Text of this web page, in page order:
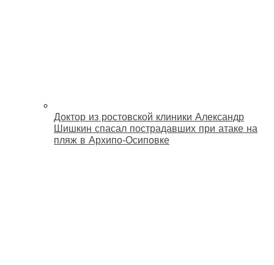
Доктор из ростовской клиники Александр
Шишкин спасал пострадавших при атаке на
пляж в Архипо‑Осиповке